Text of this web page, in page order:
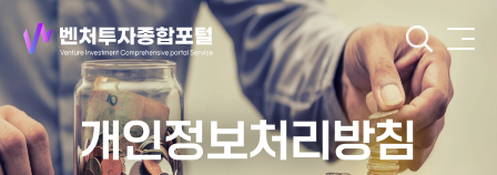
개인정보처리방침